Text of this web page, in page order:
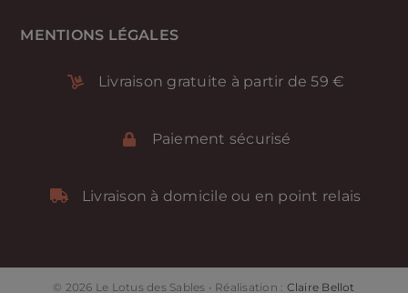
MENTIONS LÉGALES
Livraison gratuite à partir de 59 €
Paiement sécurisé
Livraison à domicile ou en point relais
© 2026 Le Lotus des Sables • Réalisation : Claire Bellot